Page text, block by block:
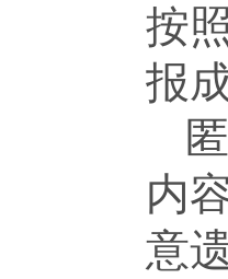
按
报
内
意